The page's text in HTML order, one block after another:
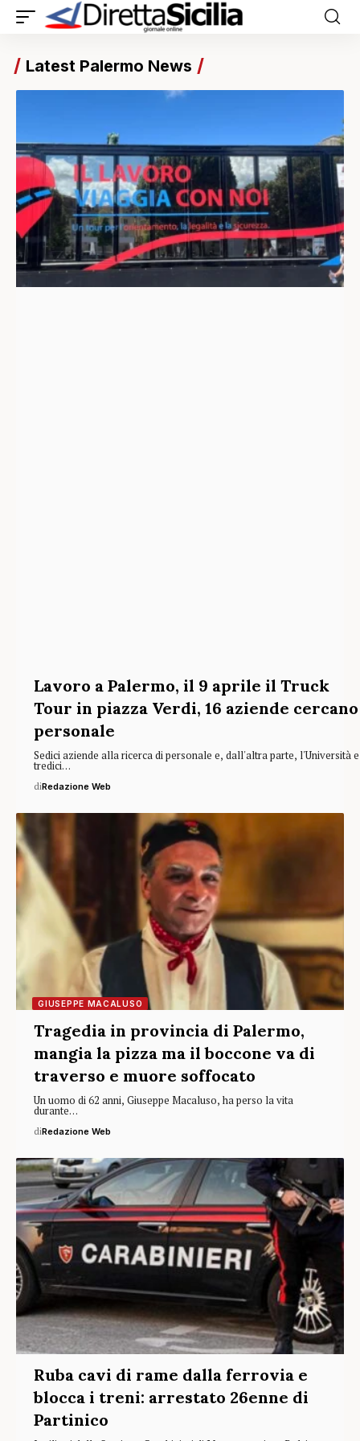
Latest Palermo News
Lavoro a Palermo, il 9 aprile il Truck
Tour in piazza Verdi, 16 aziende cercano
personale
Sedici aziende alla ricerca di personale e, dall'altra parte, l'Università e
tredici…
diRedazione Web
GIUSEPPE MACALUSO
Tragedia in provincia di Palermo,
mangia la pizza ma il boccone va di
traverso e muore soffocato
Un uomo di 62 anni, Giuseppe Macaluso, ha perso la vita
durante…
diRedazione Web
Ruba cavi di rame dalla ferrovia e
blocca i treni: arrestato 26enne di
Partinico